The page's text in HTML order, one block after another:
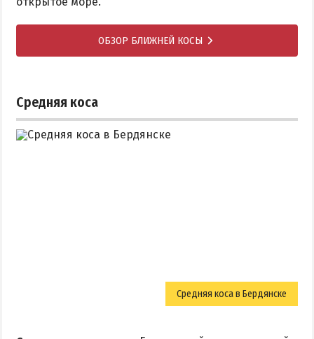
ОБЗОР БЛИЖНЕЙ КОСЫ
Средняя коса
Средняя коса в Бердянске